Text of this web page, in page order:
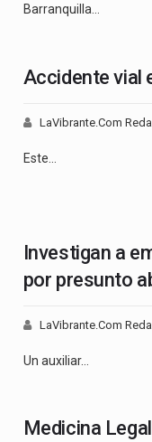
Barranquilla…
Accidente vial
LaVibrante.Com
Este…
Investigan a
por presunto
LaVibrante.Com
Un auxiliar…
Medicina